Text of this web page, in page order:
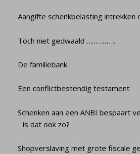
Aangifte schenkbelasting intrekken
Toch niet gedwaald …………….
De familiebank
Een conflictbestendig testament
Schenken aan een ANBI bespaart
is dat ook zo?
Shopverslaving met grote fiscale